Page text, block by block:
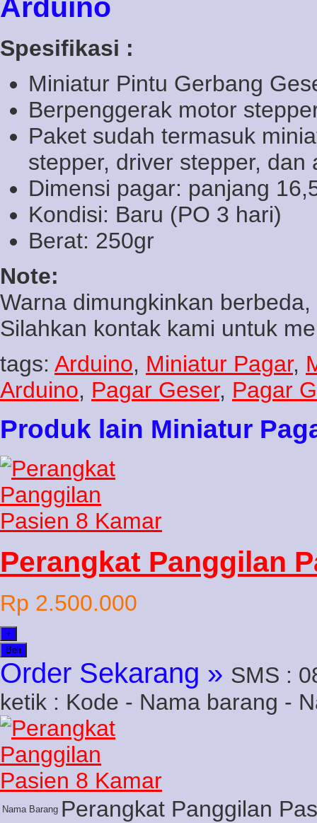
Arduino
Spesifikasi :
Miniatur Pintu Gerbang
Berpenggerak motor
Paket sudah termasuk
stepper, driver stepper, dan
Dimensi pagar: panjang
Kondisi: Baru (PO 3 hari)
Berat: 250gr
Note:
Warna dimungkinkan
Silahkan kontak kami untuk
tags: Arduino, Miniatur Pagar,
Arduino, Pagar Geser, Pagar
Produk lain Miniatur
Perangkat Panggilan
Rp 2.500.000
+
Beli
Order Sekarang » SMS :
ketik : Kode - Nama barang -
Nama Barang Perangkat Panggilan